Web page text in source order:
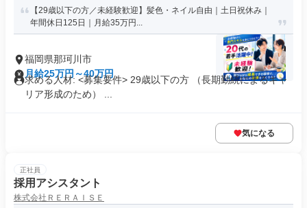
【29歳以下の方／未経験歓迎】髪色・ネイル自由｜土日祝休み｜
年間休日125日｜月給35万円...
福岡県那珂川市
月給25万円～40万円
求める人材: <募集要件> 29歳以下の方 （長期勤続によるキャ
リア形成のため） ...
気になる
正社員
採用アシスタント
株式会社ＲＥＲＡＩＳＥ